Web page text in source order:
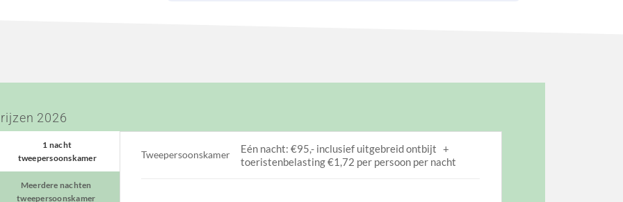
2026
1 nacht
tweepersoonskamer
Meerdere nachten
tweepersoonskamer
Tweepersoonskamer
Eén nacht: €95,- inclusief uitgebreid ontbijt +
toeristenbelasting €1,72 per persoon per nacht